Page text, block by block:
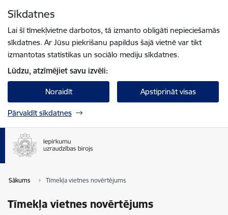
Sīkdatnes
Lai šī tīmekļvietne darbotos, tā izmanto obligāti nepieciešamās
sīkdatnes. Ar Jūsu piekrišanu papildus šajā vietnē var tikt
izmantotas statistikas un sociālo mediju sīkdatnes.
Lūdzu, atzīmējiet savu izvēli:
Noraidīt Apstiprināt visas
Pārvaldīt sīkdatnes
Sākums Tīmekļa vietnes novērtējums
Tīmekļa vietnes novērtējums